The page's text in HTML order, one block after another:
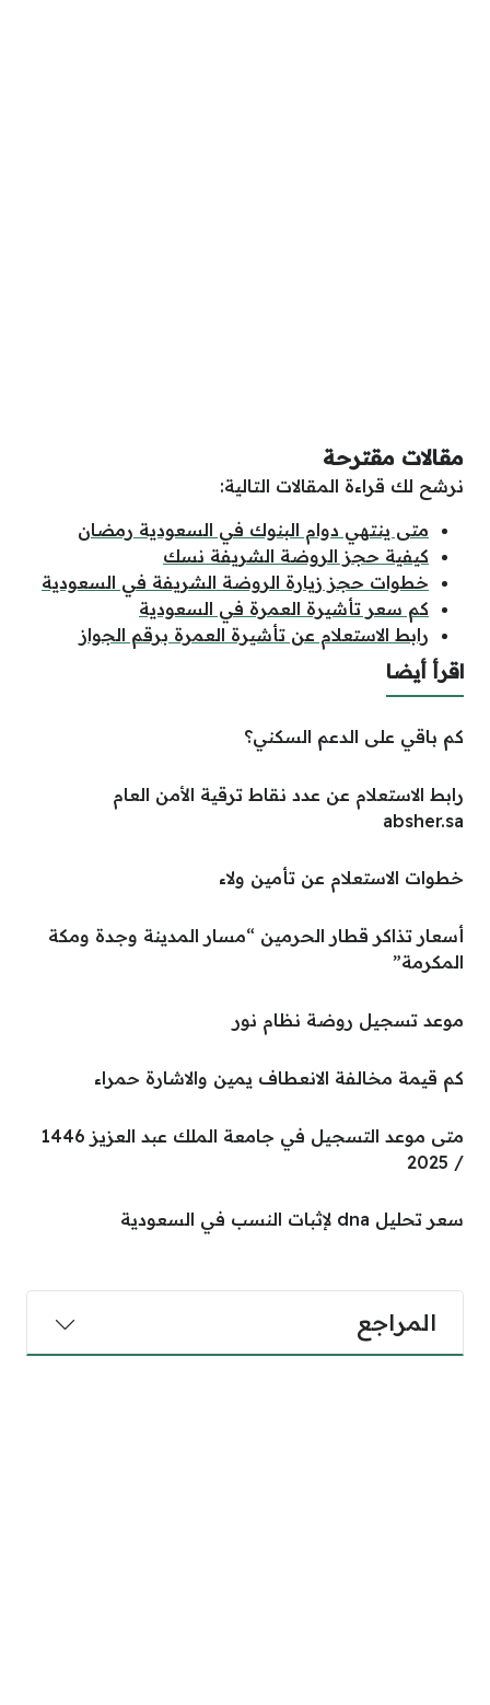
مقالات مقترحة
نرشح لك قراءة المقالات التالية:
متى ينتهي دوام البنوك في السعودية رمضان
كيفية حجز الروضة الشريفة نسك
خطوات حجز زيارة الروضة الشريفة في السعودية
كم سعر تأشيرة العمرة في السعودية
رابط الاستعلام عن تأشيرة العمرة برقم الجواز
اقرأ أيضا
كم باقي على الدعم السكني؟
رابط الاستعلام عن عدد نقاط ترقية الأمن العام
absher.sa
خطوات الاستعلام عن تأمين ولاء
أسعار تذاكر قطار الحرمين “مسار المدينة وجدة ومكة
المكرمة”
موعد تسجيل روضة نظام نور
كم قيمة مخالفة الانعطاف يمين والاشارة حمراء
متى موعد التسجيل في جامعة الملك عبد العزيز 1446
/ 2025
سعر تحليل dna لإثبات النسب في السعودية
المراجع